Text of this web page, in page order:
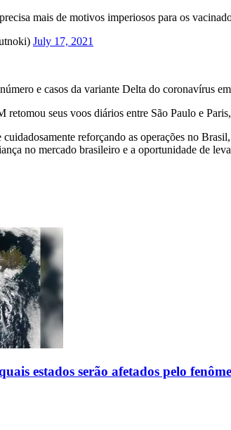
mais de motivos imperiosos para os
July 17, 2021
e casos da variante Delta do coronavírus
seus voos diários entre São Paulo e
reforçando as operações no
no mercado brasileiro e a oportunidade de
estados serão afetados pelo